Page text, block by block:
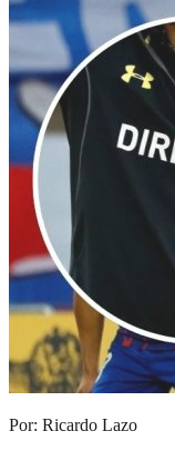
Por: Ricardo Lazo